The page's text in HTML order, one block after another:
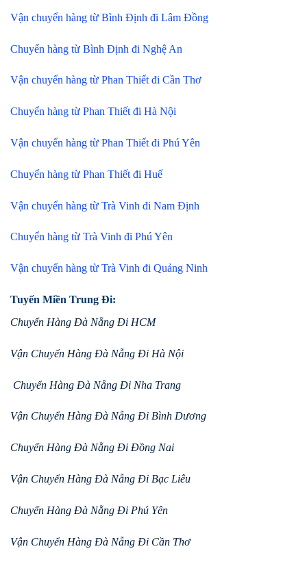
Vận chuyển hàng từ Bình Định đi Lâm Đồng
Chuyển hàng từ Bình Định đi Nghệ An
Vận chuyển hàng từ Phan Thiết đi Cần Thơ
Chuyển hàng từ Phan Thiết đi Hà Nội
Vận chuyển hàng từ Phan Thiết đi Phú Yên
Chuyển hàng từ Phan Thiết đi Huế
Vận chuyển hàng từ Trà Vinh đi Nam Định
Chuyển hàng từ Trà Vinh đi Phú Yên
Vận chuyển hàng từ Trà Vinh đi Quảng Ninh
Tuyến Miền Trung Đi:
Chuyển Hàng Đà Nẵng Đi HCM
Vận Chuyển Hàng Đà Nẵng Đi Hà Nội
Chuyển Hàng Đà Nẵng Đi Nha Trang
Vận Chuyển Hàng Đà Nẵng Đi Bình Dương
Chuyển Hàng Đà Nẵng Đi Đồng Nai
Vận Chuyển Hàng Đà Nẵng Đi Bạc Liêu
Chuyển Hàng Đà Nẵng Đi Phú Yên
Vận Chuyển Hàng Đà Nẵng Đi Cần Thơ